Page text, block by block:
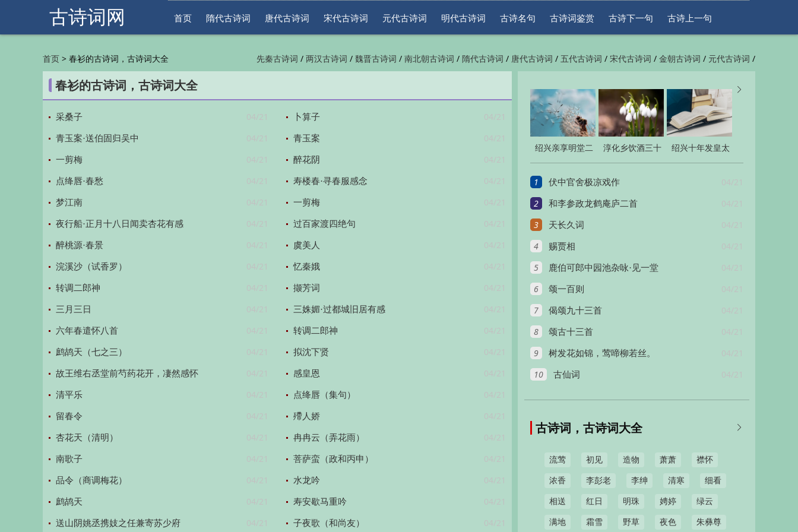
古诗词网 首页 隋代古诗词 唐代古诗词 宋代古诗词 元代古诗词 明代古诗词 古诗名句 古诗词鉴赏 古诗下一句 古诗上一句
先秦古诗词 / 两汉古诗词 / 魏晋古诗词 / 南北朝古诗词 / 隋代古诗词 / 唐代古诗词 / 五代古诗词 / 宋代古诗词 / 金朝古诗词 / 元代古诗词 /
明代古诗词/清代古诗词/近现代古诗词/古诗名句/古诗词鉴赏/古诗下一句/古诗上一句/
首页 > 春衫的古诗词，古诗词大全
春衫的古诗词，古诗词大全
04/21
采桑子 04/21
卜算子
04/21
青玉案·送伯固归吴中 04/21
青玉案
04/21
一剪梅 04/21
醉花阴
04/21
点绛唇·春愁 04/21
寿楼春·寻春服感念
04/21
梦江南 04/21
一剪梅
04/21
夜行船·正月十八日闻卖杏花有感 04/21
过百家渡四绝句
04/21
醉桃源·春景 04/21
虞美人
04/21
浣溪沙（试香罗） 04/21
忆秦娥
04/21
转调二郎神 04/21
撷芳词
04/21
三月三日 04/21
三姝媚·过都城旧居有感
04/21
六年春遣怀八首 04/21
转调二郎神
04/21
鹧鸪天（七之三） 04/21
拟沈下贤
04/21
故王维右丞堂前芍药花开，凄然感怀 04/21
感皇恩
04/21
清平乐 04/21
点绛唇（集句）
04/21
留春令 04/21
殢人娇
04/21
杏花天（清明） 04/21
冉冉云（弄花雨）
04/21
南歌子 04/21
菩萨蛮（政和丙申）
04/21
品令（商调梅花） 04/21
水龙吟
04/21
鹧鸪天 04/21
寿安歇马重吟
04/21
送山阴姚丞携妓之任兼寄苏少府 04/21
子夜歌（和尚友）

绍兴亲享明堂二
十六首
淳化乡饮酒三十
三章
绍兴十年发皇太
后册宝八首
1 04/21
伏中官舍极凉戏作
2 04/21
和李参政龙鹤庵庐二首
3 04/21
天长久词
4 04/21
赐贾相
5 04/21
鹿伯可郎中园池杂咏·见一堂
6 04/21
颂一百则
7 04/21
偈颂九十三首
8 04/21
颂古十三首
9 04/21
树发花如锦，莺啼柳若丝。
10 04/21
古仙词

古诗词，古诗词大全
流莺 初见 造物 萧萧 襟怀
浓香 李彭老 李绅 清寒 细看
相送 红日 明珠 娉婷 绿云
满地 霜雪 野草 夜色 朱彝尊